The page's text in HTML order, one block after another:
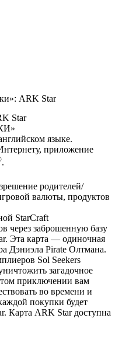
ARK Star
Star
языке.
приложение
.
родителей/
валюты, продуктов
StarCraft
через заброшенную базу
Эта карта — одиночная
Дэниэла Pirate Олтмана.
Sol Seekers
загадочное
приключении вам
во времени и
покупки будет
Карта ARK Star доступна